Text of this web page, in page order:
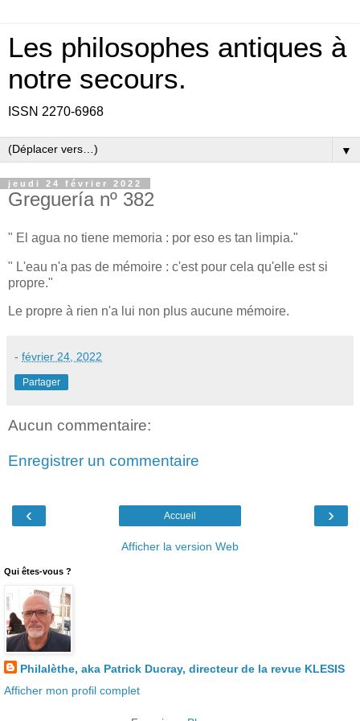
Les philosophes antiques à
notre secours.
ISSN 2270-6968
▼
jeudi 24 février 2022
Greguería nº 382
" El agua no tiene memoria : por eso es tan limpia."
" L'eau n'a pas de mémoire : c'est pour cela qu'elle est si
propre."
Le propre à rien n'a lui non plus aucune mémoire.
- février 24, 2022
Partager
Aucun commentaire:
Enregistrer un commentaire
‹ ›
Accueil
Afficher la version Web
Qui êtes-vous ?
Philalèthe, aka Patrick Ducray, directeur de la revue KLESIS
Afficher mon profil complet